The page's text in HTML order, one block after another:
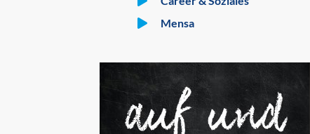
Mensa